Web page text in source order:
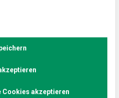
dabei gehört er
der Ukraine.
schmecken.
das Café „Drei
Man sitzt unter
Gruppen, für die eine
Cookies akzeptieren